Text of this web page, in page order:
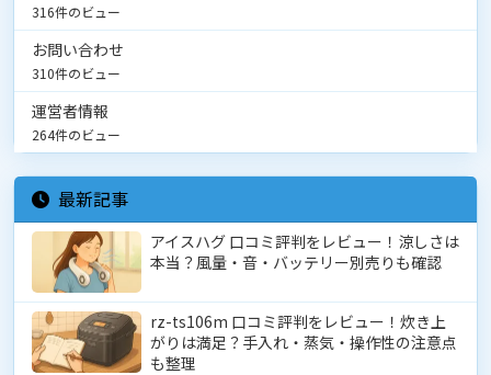
316件のビュー
お問い合わせ
310件のビュー
運営者情報
264件のビュー
最新記事
アイスハグ 口コミ評判をレビュー！涼しさは
本当？風量・音・バッテリー別売りも確認
rz-ts106m 口コミ評判をレビュー！炊き上
がりは満足？手入れ・蒸気・操作性の注意点
も整理